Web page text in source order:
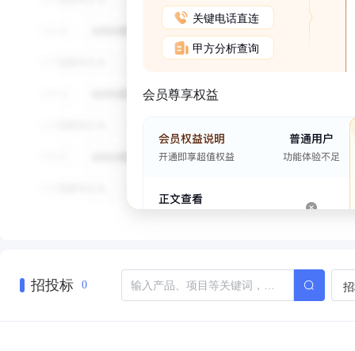
关键电话直连
甲方分析查询
会员尊享权益
招投标 0